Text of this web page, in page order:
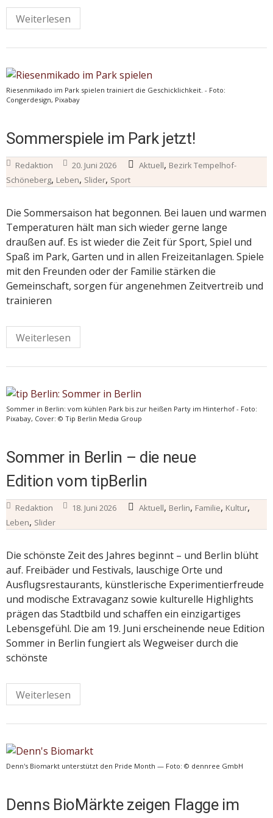
Weiterlesen
Riesenmikado im Park spielen trainiert die Geschicklichkeit. - Foto:
Congerdesign, Pixabay
Sommerspiele im Park jetzt!
Redaktion 20. Juni 2026 Aktuell, Bezirk Tempelhof-
Schöneberg, Leben, Slider, Sport
Die Sommersaison hat begonnen. Bei lauen und warmen
Temperaturen hält man sich wieder gerne lange
draußen auf. Es ist wieder die Zeit für Sport, Spiel und
Spaß im Park, Garten und in allen Freizeitanlagen. Spiele
mit den Freunden oder der Familie stärken die
Gemeinschaft, sorgen für angenehmen Zeitvertreib und
trainieren
Weiterlesen
Sommer in Berlin: vom kühlen Park bis zur heißen Party im Hinterhof - Foto:
Pixabay, Cover: © Tip Berlin Media Group
Sommer in Berlin – die neue
Edition vom tipBerlin
Redaktion 18. Juni 2026 Aktuell, Berlin, Familie, Kultur,
Leben, Slider
Die schönste Zeit des Jahres beginnt – und Berlin blüht
auf. Freibäder und Festivals, lauschige Orte und
Ausflugsrestaurants, künstlerische Experimentierfreude
und modische Extravaganz sowie kulturelle Highlights
prägen das Stadtbild und schaffen ein einzigartiges
Lebensgefühl. Die am 19. Juni erscheinende neue Edition
Sommer in Berlin fungiert als Wegweiser durch die
schönste
Weiterlesen
Denn's Biomarkt unterstützt den Pride Month — Foto: © dennree GmbH
Denns BioMärkte zeigen Flagge im